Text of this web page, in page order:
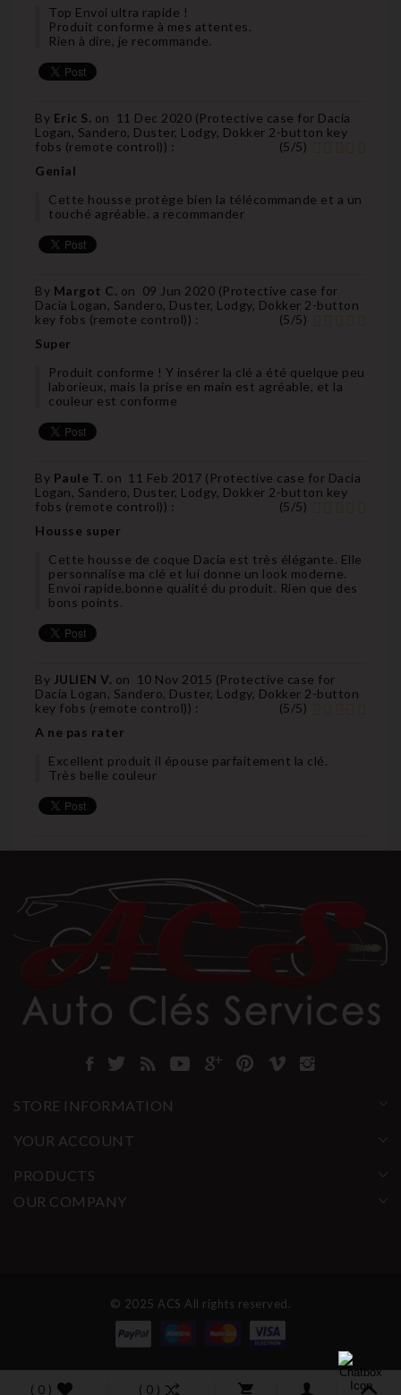
Top Envoi ultra rapide !
Produit conforme à mes attentes.
Rien à dire, je recommande.
By Eric S. on 11 Dec 2020 (Protective case for Dacia
Logan, Sandero, Duster, Lodgy, Dokker 2-button key
fobs (remote control)) : (5/5)
Genial
Cette housse protège bien la télécommande et a un
touché agréable. a recommander
By Margot C. on 09 Jun 2020 (Protective case for
Dacia Logan, Sandero, Duster, Lodgy, Dokker 2-button
key fobs (remote control)) : (5/5)
Super
Produit conforme ! Y insérer la clé a été quelque peu
laborieux, mais la prise en main est agréable, et la
couleur est conforme
By Paule T. on 11 Feb 2017 ( Protective case for Dacia
Logan, Sandero, Duster, Lodgy, Dokker 2-button key
fobs (remote control)) : (5/5)
Housse super
Cette housse de coque Dacia est très élégante. Elle
personnalise ma clé et lui donne un look moderne.
Envoi rapide,bonne qualité du produit. Rien que des
bons points.
By JULIEN V. on 10 Nov 2015 (Protective case for
Dacia Logan, Sandero, Duster, Lodgy, Dokker 2-button
key fobs (remote control)) : (5/5)
A ne pas rater
Excellent produit il épouse parfaitement la clé.
Très belle couleur
STORE INFORMATION
YOUR ACCOUNT
PRODUCTS
OUR COMPANY
© 2025 ACS All rights reserved.
( 0 ) ( 0 )